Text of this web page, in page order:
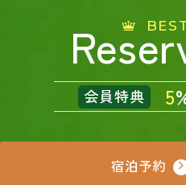
会員特典 5
宿泊予約